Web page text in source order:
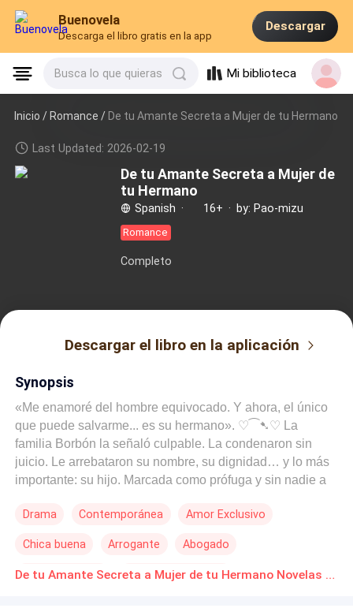
Buenovela
Descarga el libro gratis en la app
Descargar
Busca lo que quieras Mi biblioteca
Inicio /Romance / De tu Amante Secreta a Mujer de tu Hermano
Last Updated: 2026-02-19
De tu Amante Secreta a Mujer de
tu Hermano
Spanish · 16+ · by: Pao-mizu
Romance
Completo
Descargar el libro en la aplicación
Synopsis
«Me enamoré del hombre equivocado. Y ahora, el único
que puede salvarme... es su hermano». ♡⁀➷♡ La
familia Borbón la señaló culpable. La condenaron sin
juicio. Le arrebataron su nombre, su dignidad… y lo más
importante: su hijo. Marcada como prófuga y sin nadie a
Antonio, el abogado penalista más temido del país. Él
su bebé y reconstruir su vida. Una alianza peligrosa
donde la venganza y la justicia se entrelazan para
Drama Contemporánea Amor Exclusivo
Chica buena Arrogante Abogado
Amor Prohibido Triángulo Amoroso De tu Amante Secreta a Mujer de tu Hermano Novelas Online Descarga gratuita de PDF